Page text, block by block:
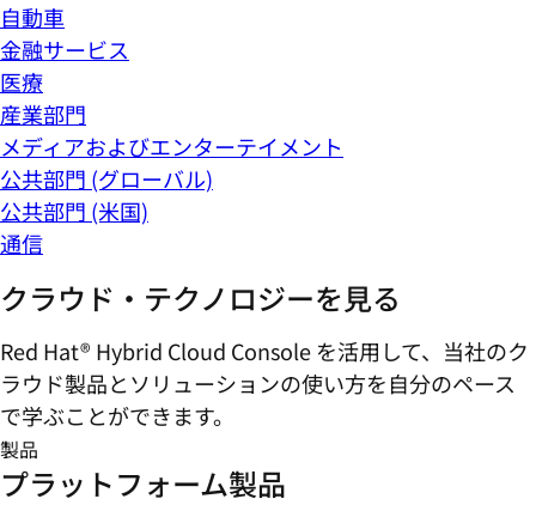
自動車
金融サービス
医療
産業部門
メディアおよびエンターテイメント
公共部門 (グローバル)
公共部門 (米国)
通信
クラウド・テクノロジーを見る
Red Hat® Hybrid Cloud Console を活用して、当社のク
ラウド製品とソリューションの使い方を自分のペース
で学ぶことができます。
製品
プラットフォーム製品